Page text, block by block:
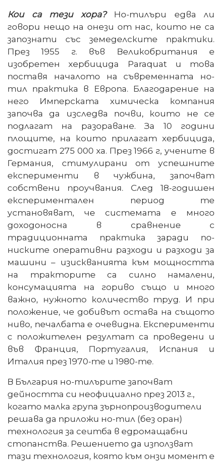
Кои са тези хора? Но-тилъри едва ли
говори нещо на онези от нас, които не са
запознати със земеделските практики.
През 1955 г. във Великобритания е
изобретен хербицида Paraquat и това
поставя началото на съвременната но-
тил практика в Европа. Благодарение на
него Имперската химическа компания
започва да изследва почви, които не се
подлагат на разораване. За 10 години
площите, на които прилагат хербицида,
достигат 275 000 ха. През 1966 г, учените в
Германия, стимулирани от успешните
експерименти в чужбина, започват
собствени проучвания. След 18-годишен
експериментален период те
установяват, че системата е много
доходоносна в сравнение с
традиционната практика заради по-
ниските оперативни разходи и разходи за
машини – изискванията към мощността
на тракторите са силно намалени,
консумацията на гориво също и много
важно, нужното количество труд. И при
положение, че добивът остава на същото
ниво, печалбата е очевидна. Експерименти
с положителен резултат са проведени и
във Франция, Португалия, Испания и
Италия през 1970-те и 1980-те.
В България но-тилърите започват
дейността си неофициално през 2013 г.,
когато малка група зърнопроизводители
решава да приложи но-тил (без оран)
технология за сеитба в едромащабни
стопанства. Решението да използват
тази технология, която към онзи момент е